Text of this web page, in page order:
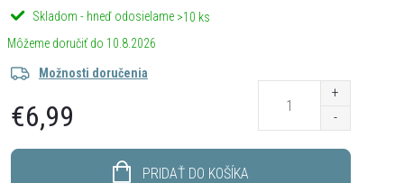
Skladom - hneď odosielame >10 ks
10.8.2026
Možnosti doručenia
€6,99
PRIDAŤ DO KOŠÍKA